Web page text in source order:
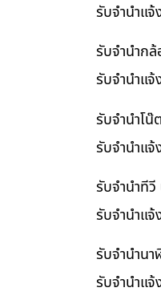
รับจํานําแ
รับจำนำก
รับจํานําแ
รับจำนำโ
รับจํานําแ
รับจำนำที
รับจํานําแ
รับจำนำน
รับจํานําแ